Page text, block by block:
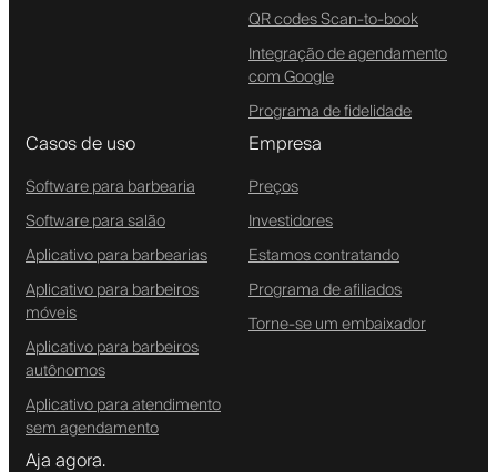
QR codes Scan-to-book
Integração de agendamento
com Google
Programa de fidelidade
Casos de uso
Software para barbearia
Software para salão
Aplicativo para barbearias
Aplicativo para barbeiros
móveis
Aplicativo para barbeiros
autônomos
Aplicativo para atendimento
sem agendamento
Empresa
Preços
Investidores
Estamos contratando
Programa de afiliados
Torne-se um embaixador
Aja agora.